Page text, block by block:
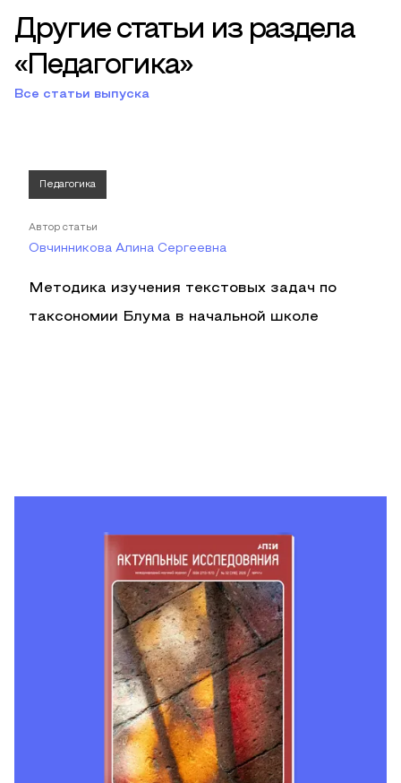
Другие статьи из раздела
«Педагогика»
Все статьи выпуска
Педагогика
Автор статьи
Овчинникова Алина Сергеевна
Методика изучения текстовых задач по
таксономии Блума в начальной школе